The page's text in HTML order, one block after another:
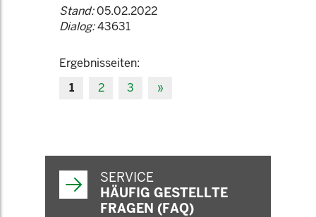
Stand:05.02.2022
Dialog:43631
Ergebnisseiten:
1
2 3 »
SERVICE
HÄUFIG GESTELLTE
FRAGEN (FAQ)